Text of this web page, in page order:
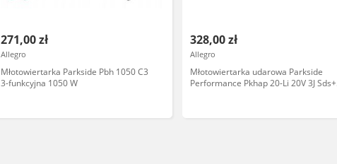
271,00 zł
Allegro
Młotowiertarka Parkside Pbh 1050 C3
3-funkcyjna 1050 W
328,00 zł
Allegro
Młotowiertarka udarowa Parkside
Performance Pkhap 20-Li 20V 3J Sds+